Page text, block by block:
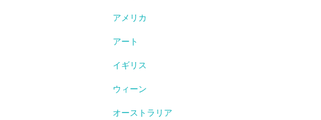
アメリカ
アート
イギリス
ウィーン
オーストラリア